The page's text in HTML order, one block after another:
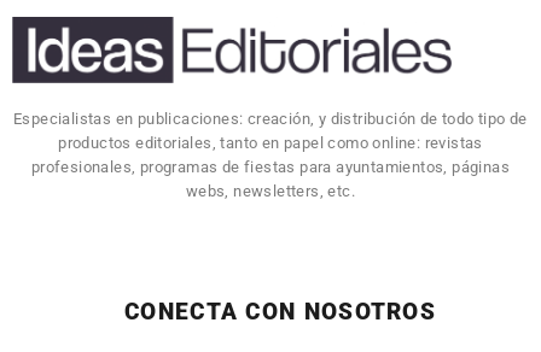
Especialistas en publicaciones: creación, y distribución de todo tipo de
productos editoriales, tanto en papel como online: revistas
profesionales, programas de fiestas para ayuntamientos, páginas
webs, newsletters, etc.
CONECTA CON NOSOTROS